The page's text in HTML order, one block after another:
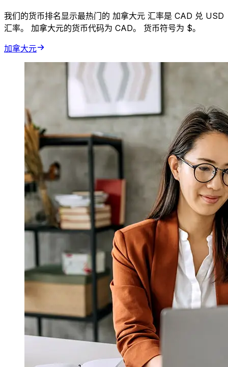
我们的货币排名显示最热门的 加拿大元 汇率是 CAD 兑 USD
汇率。 加拿大元的货币代码为 CAD。 货币符号为 $。
加拿大元